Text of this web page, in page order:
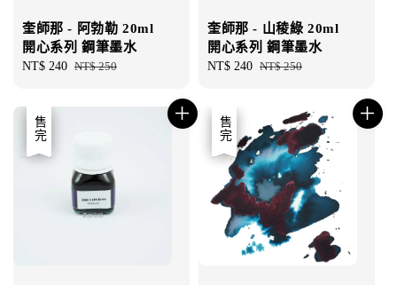
奎師那 - 阿勃勒 20ml
開心系列 鋼筆墨水
Sale
NT$ 240 Regular
NT$ 250
奎師那 - 山稜綠 20ml
開心系列 鋼筆墨水
Sale
NT$ 240 Regular
NT$ 250
優惠
售完 優惠
售完